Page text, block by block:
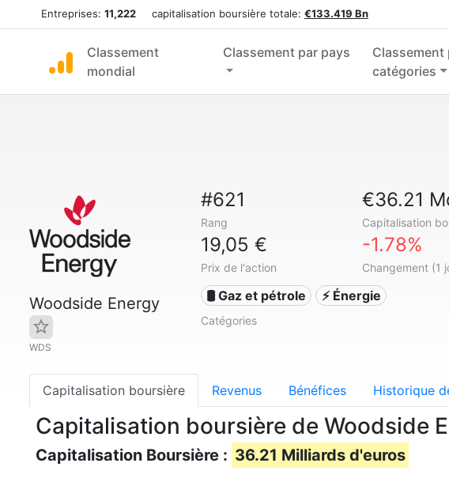
Entreprises: 11,222 capitalisation boursière totale: €133.419 Bn
Classement
mondial
Classement par pays
Classement
catégories
Woodside Energy
WDS
#621
Rang
€36.21
Capitalisation
19,05 €
Prix de l'action
-1.78%
Changement (1
🛢 Gaz et pétrole ⚡ Énergie
Catégories
Capitalisation boursière Revenus Bénéfices Historique
Capitalisation boursière de Woodside
Capitalisation Boursière : 36.21 Milliards d'euros